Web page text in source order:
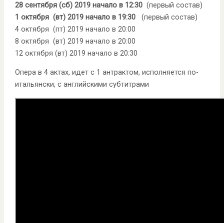
28 сентября (сб) 2019 начало в 12:30 (первый состав)
1 октября (вт) 2019 начало в 19:30 (первый состав)
4 октября (пт) 2019 начало в 20:00
8 октября (вт) 2019 начало в 20:00
12 октября (вт) 2019 начало в 20:30
Опера в 4 актах, идет с 1 антрактом, исполняется по-
итальянски, с английскими субтитрами